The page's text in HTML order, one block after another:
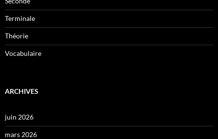
Terminale
Théorie
Vocabulaire
ARCHIVES
juin 2026
mars 2026